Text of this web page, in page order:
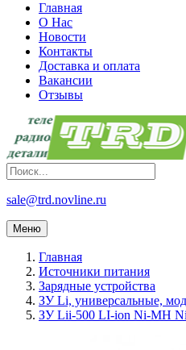
Главная
О Нас
Новости
Контакты
Доставка и оплата
Вакансии
Отзывы
sale@trd.novline.ru
Меню
Главная
Источники питания
Зарядные устройства
ЗУ Li, универсальные,
ЗУ Lii-500 LI-ion Ni-MH